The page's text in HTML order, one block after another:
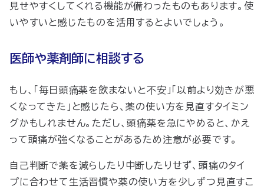
見せやすくしてくれる機能が備わったものもあります。使
いやすいと感じたものを活用するとよいでしょう。
医師や薬剤師に相談する
もし、「毎日頭痛薬を飲まないと不安」「以前より効きが悪
くなってきた」と感じたら、薬の使い方を見直すタイミン
グかもしれません。ただし、頭痛薬を急にやめると、かえ
って頭痛が強くなることがあるため注意が必要です。
自己判断で薬を減らしたり中断したりせず、頭痛のタイ
プに合わせて生活習慣や薬の使い方を少しずつ見直すこ